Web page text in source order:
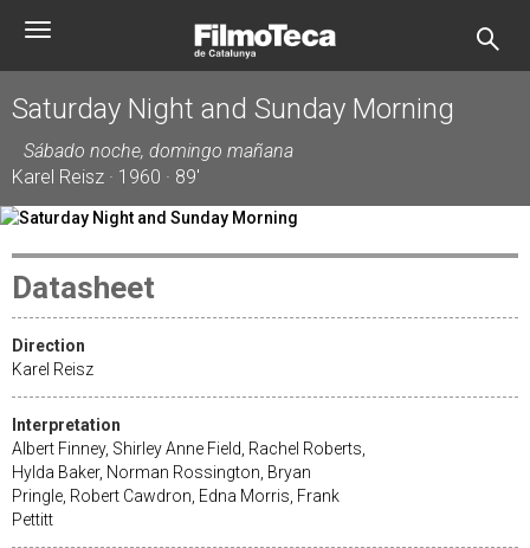
Toggle
Saturday Night and Sunday Morning
Sábado noche, domingo mañana
Karel Reisz · 1960 · 89'
Datasheet
Direction
Karel Reisz
Interpretation
Albert Finney, Shirley Anne Field, Rachel Roberts,
Hylda Baker, Norman Rossington, Bryan
Pringle, Robert Cawdron, Edna Morris, Frank
Pettitt